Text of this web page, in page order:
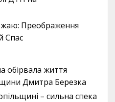
Преображення
Спас
обірвала життя
Дмитра Березка
– сильна спека